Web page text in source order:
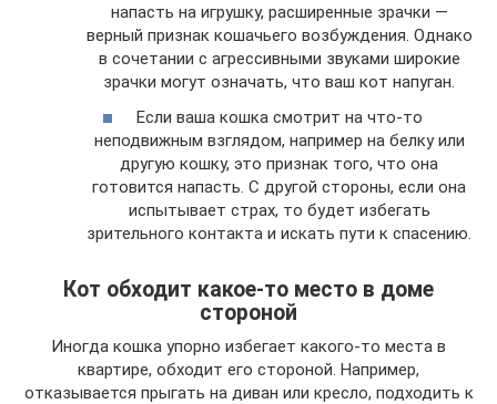
напасть на игрушку, расширенные зрачки —
верный признак кошачьего возбуждения. Однако
в сочетании с агрессивными звуками широкие
зрачки могут означать, что ваш кот напуган.
Если ваша кошка смотрит на что-то
неподвижным взглядом, например на белку или
другую кошку, это признак того, что она
готовится напасть. С другой стороны, если она
испытывает страх, то будет избегать
зрительного контакта и искать пути к спасению.
Кот обходит какое-то место в доме
стороной
Иногда кошка упорно избегает какого-то места в
квартире, обходит его стороной. Например,
отказывается прыгать на диван или кресло, подходить к